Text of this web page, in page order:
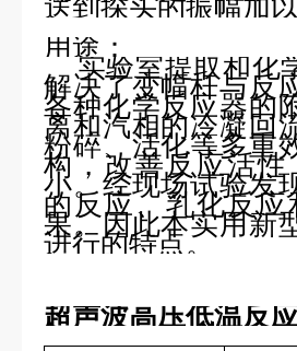
送到探头的振幅加
用途：
实验室提取和化
解决了变幅杆与反
各种化学反应器的
离和汽相的冷凝回
粉碎、活化等多重
构，改善反应活
小。经现场试验发
的反应、乳化反
果。因此本实用新
进行的特点。
超声波高压低温反